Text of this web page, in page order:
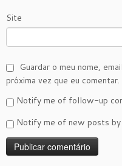
Site
Guardar o meu nome,
próxima vez que eu comentar.
Notify me of follow-up
Notify me of new posts by